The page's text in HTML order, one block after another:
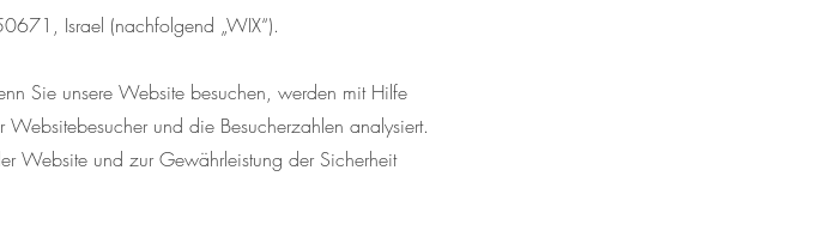
Israel (nachfolgend „WIX“).
Sie unsere Website besuchen, werden mit Hilfe
und die Besucherzahlen analysiert.
Website und zur Gewährleistung der Sicherheit